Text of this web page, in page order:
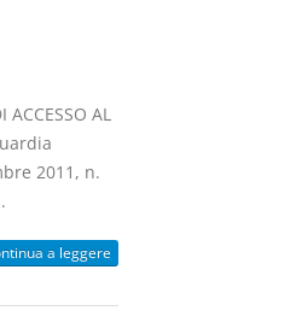
ACCESSO AL
2011, n.
a leggere